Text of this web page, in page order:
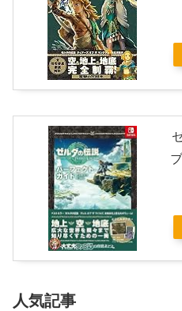
人気記事